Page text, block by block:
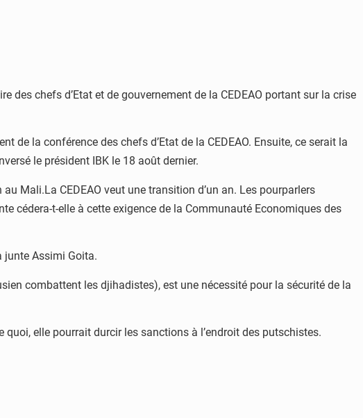
des chefs d’Etat et de gouvernement de la CEDEAO portant sur la crise
la conférence des chefs d’Etat de la CEDEAO. Ensuite, ce serait la
le président IBK le 18 août dernier.
Mali.La CEDEAO veut une transition d’un an. Les pourparlers
cédera-t-elle à cette exigence de la Communauté Economiques des
junte Assimi Goita.
combattent les djihadistes), est une nécessité pour la sécurité de la
elle pourrait durcir les sanctions à l’endroit des putschistes.